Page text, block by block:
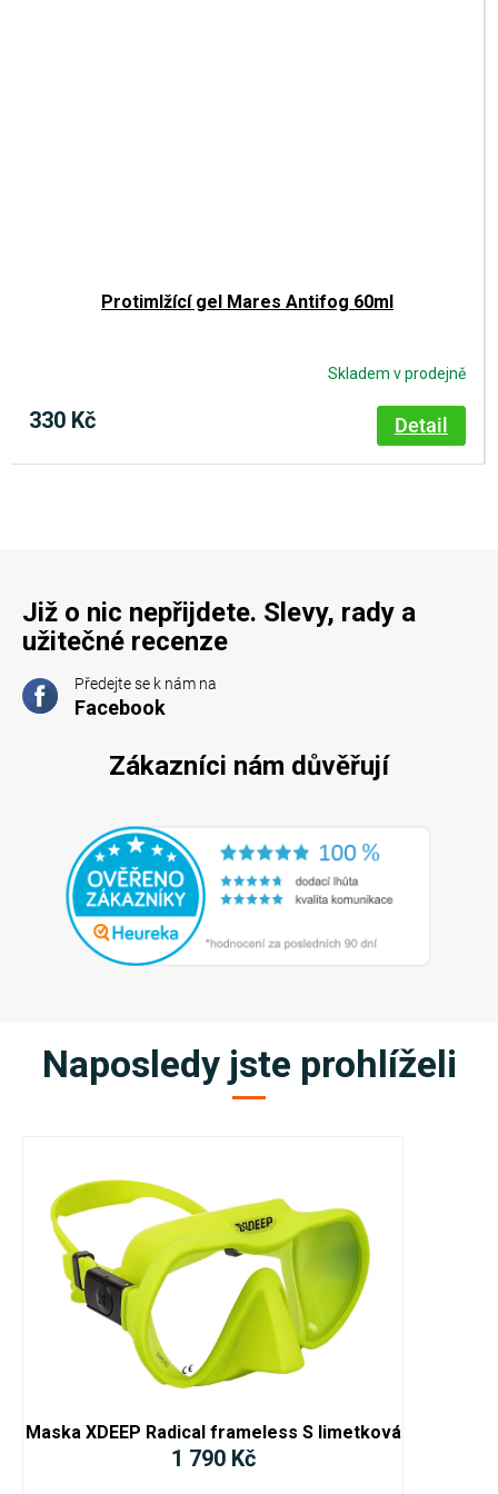
Protimlžící gel Mares Antifog 60ml
Skladem v prodejně
330 Kč Detail
Již o nic nepřijdete. Slevy, rady a
užitečné recenze
Předejte se k nám na
Facebook
Zákazníci nám důvěřují
Naposledy jste prohlíželi
Maska XDEEP Radical frameless S limetková
1 790 Kč